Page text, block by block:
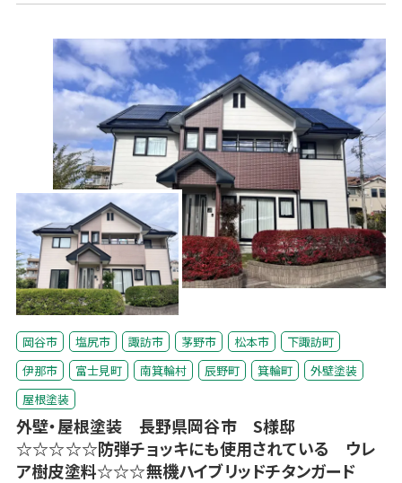
岡谷市 塩尻市 諏訪市 茅野市 松本市
下諏訪町
伊那市
富士見町 南箕輪村 辰野町 箕輪町
外壁塗装
屋根塗装
外壁・屋根塗装 長野県岡谷市 S様邸
☆☆☆☆☆防弾チョッキにも使用されている ウレ
ア樹皮塗料☆☆☆無機ハイブリッドチタンガード